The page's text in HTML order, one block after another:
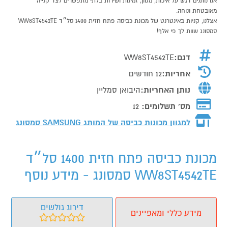
מאובטחת ונוחה.
אצלנו, קניות באינטרנט של מכונת כביסה פתח חזית 1400 סל״ד WW8ST4542TE
סמסונג שוות לך פי אלף!
דגם:WW8ST4542TE
אחריות:12 חודשים
נותן האחריות:היבואן סמליין
מס' תשלומים: 12
למגוון מכונות כביסה של המותג SAMSUNG סמסונג
מכונת כביסה פתח חזית 1400 סל״ד
WW8ST4542TE סמסונג - מידע נוסף
מידע כללי ומאפיינים
דירוג גולשים